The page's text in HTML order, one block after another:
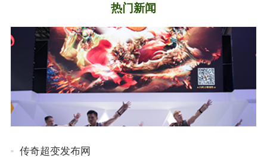
热门新闻
传奇超变发布网